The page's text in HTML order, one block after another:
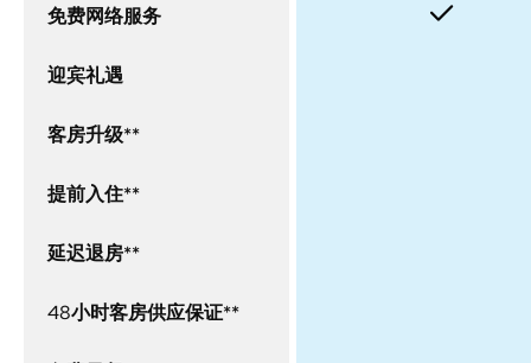
免费网络服务
迎宾礼遇
客房升级**
提前入住**
延迟退房**
48小时客房供应保证**